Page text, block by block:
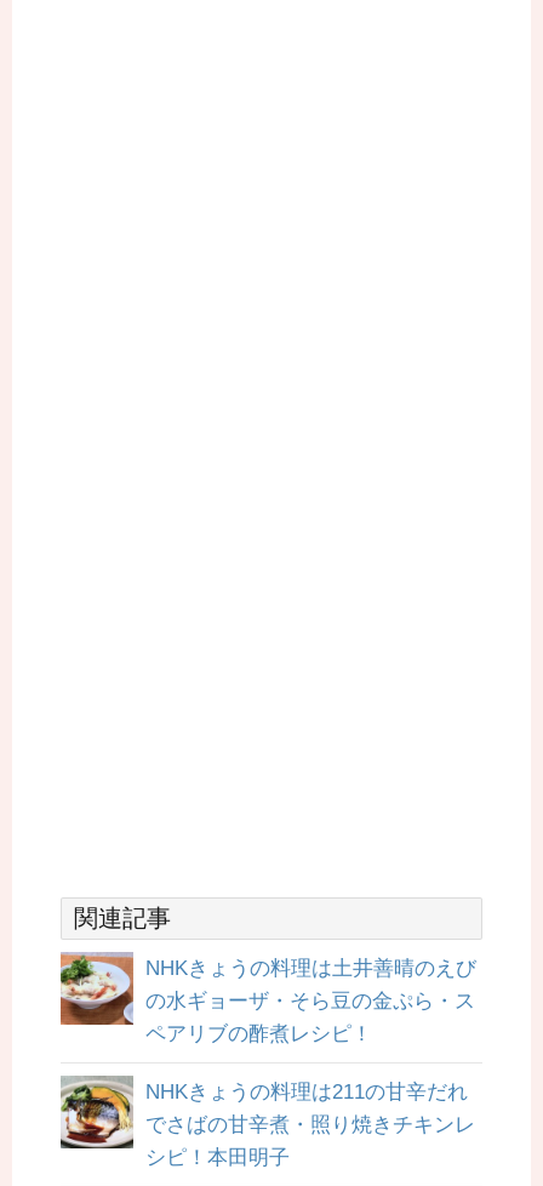
関連記事
NHKきょうの料理は土井善晴のえび
の水ギョーザ・そら豆の金ぷら・ス
ペアリブの酢煮レシピ！
NHKきょうの料理は211の甘辛だれ
でさばの甘辛煮・照り焼きチキンレ
シピ！本田明子